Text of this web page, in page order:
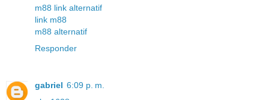
m88 link alternatif
link m88
m88 alternatif
Responder
gabriel 6:09 p. m.